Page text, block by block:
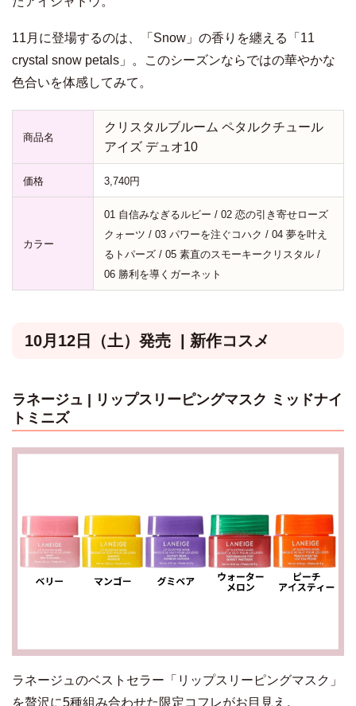
11月に登場するのは、「Snow」の香りを纏える「11
crystal snow petals」。このシーズンならではの華やかな
色合いを体感してみて。
商品名
クリスタルブルーム ペタルクチュール
アイズ デュオ10
価格 3,740円
カラー
01 自信みなぎるルビー / 02 恋の引き寄せローズ
クォーツ / 03 パワーを注ぐコハク / 04 夢を叶え
るトパーズ / 05 素直のスモーキークリスタル /
06 勝利を導くガーネット
10月12日（土）発売 | 新作コスメ
ラネージュ | リップスリーピングマスク ミッドナイ
トミニズ
ラネージュのベストセラー「リップスリーピングマスク」
を贅沢に5種組み合わせた限定コフレがお目見え。